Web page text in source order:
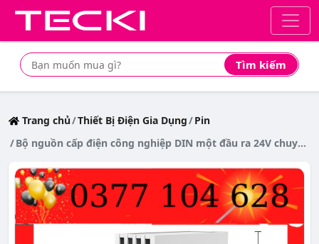
Tìm kiếm
Tìm mua sản phẩm giá rẻ nhất
Trang chủ Thiết Bị Điện Gia Dụng
Pin
Bộ nguồn cấp điện công nghiệp DIN một đầu ra 24V chuyển đổi AC/DC